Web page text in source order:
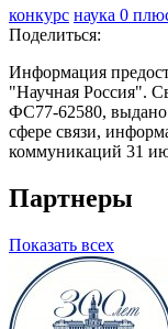
конкурс наука 0
Поделиться:
Информация
"Научная Россия".
ФС77-62580, выдано
сфере связи,
коммуникаций 31
Партнеры
Показать всех